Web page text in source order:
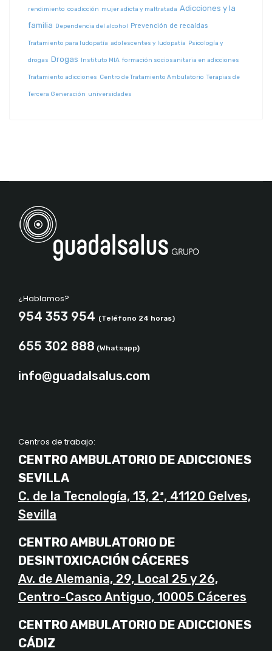
rendimiento coadicción mujer adicta y maltratada Adicciones y la
familia Dependencia del alcohol Prevención de recaídas
Tratamiento para ludopatía adolescentes y ludopatía Psicología y
drogas Drogas Instituto MIA formación sociosanitaria en adicciones
Tratamiento adicciones Centro de Tratamiento Ambulatorio Terapias de
Tercera Generación universidades
¿Hablamos?
954 353 954 (Teléfono 24 horas)
655 302 888 (Whatsapp)
info@guadalsalus.com
Centros de trabajo:
CENTRO AMBULATORIO DE ADICCIONES
SEVILLA
C. de la Tecnología, 13, 2ª, 41120 Gelves,
Sevilla
CENTRO AMBULATORIO DE
DESINTOXICACIÓN CÁCERES
Av. de Alemania, 29, Local 25 y 26,
Centro-Casco Antiguo, 10005 Cáceres
CENTRO AMBULATORIO DE ADICCIONES
CÁDIZ